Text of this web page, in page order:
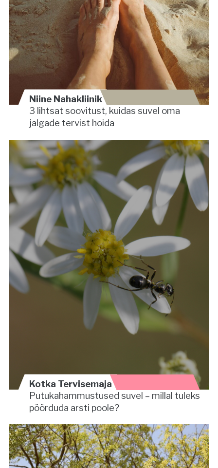
Niine Nahakliinik
3 lihtsat soovitust, kuidas suvel oma
jalgade tervist hoida
Kotka Tervisemaja
Putukahammustused suvel – millal tuleks
pöörduda arsti poole?